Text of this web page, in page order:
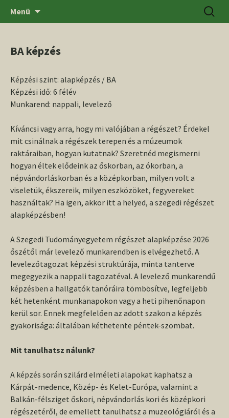
SZTE BTK Régészeti Tanszék
Menü
BA képzés
Képzési szint: alapképzés / BA
Képzési idő: 6 félév
Munkarend: nappali, levelező
Kíváncsi vagy arra, hogy mi valójában a régészet? Érdekel
mit csinálnak a régészek terepen és a múzeumok
raktáraiban, hogyan kutatnak? Szeretnéd megismerni
hogyan éltek elődeink az őskorban, az ókorban, a
népvándorláskorban és a középkorban, milyen volt a
viseletük, ékszereik, milyen eszközöket, fegyvereket
használtak? Ha igen, akkor itt a helyed, a szegedi régészet
alapképzésben!
A Szegedi Tudományegyetem régészet alapképzése 2026
őszétől már levelező munkarendben is elvégezhető. A
levelezőtagozat képzési struktúrája, minta tanterve
megegyezik a nappali tagozatéval. A levelező munkarendű
képzésben a hallgatók tanóráira tömbösítve, legfeljebb
két hetenként munkanapokon vagy a heti pihenőnapon
kerül sor. Ennek megfelelően az adott szakon a képzés
gyakorisága: általában kéthetente péntek-szombat.
Mit tanulhatsz nálunk?
A képzés során szilárd elméleti alapokat kaphatsz a
Kárpát-medence, Közép- és Kelet-Európa, valamint a
Balkán-félsziget őskori, népvándorlás kori és középkori
régészetéről, de emellett tanulhatsz a muzeológiáról és a